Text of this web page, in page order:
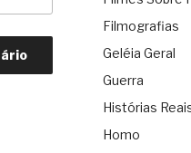
Filmografias
Geléia Geral
Guerra
Histórias
Homo